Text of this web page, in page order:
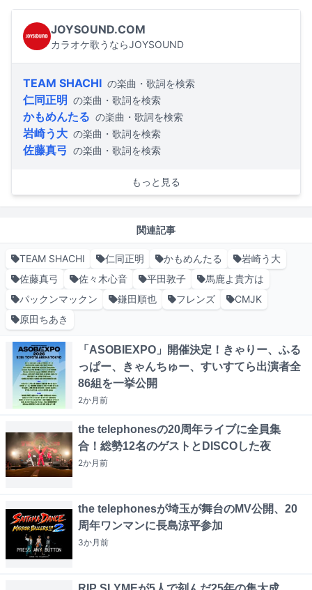
JOYSOUND.COM
カラオケ歌うならJOYSOUND
TEAM SHACHI の楽曲・歌詞を検索
仁同正明 の楽曲・歌詞を検索
かもめんたる の楽曲・歌詞を検索
岩崎う大 の楽曲・歌詞を検索
佐藤真弓 の楽曲・歌詞を検索
もっと見る
関連記事
TEAM SHACHI 仁同正明 かもめんたる
岩崎う大
佐藤真弓
佐々木心音 平田敦子
馬鹿よ貴方は
パックンマックン
鎌田順也 フレンズ
CMJK
原田ちあき
「ASOBIEXPO」開催決定！きゃりー、ふる
っぱー、きゃんちゅー、すいすてら出演者全
86組を一挙公開
2か月前
the telephonesの20周年ライブに全員集
合！総勢12名のゲストとDISCOした夜
2か月前
the telephonesが埼玉が舞台のMV公開、20
周年ワンマンに長島涼平参加
3か月前